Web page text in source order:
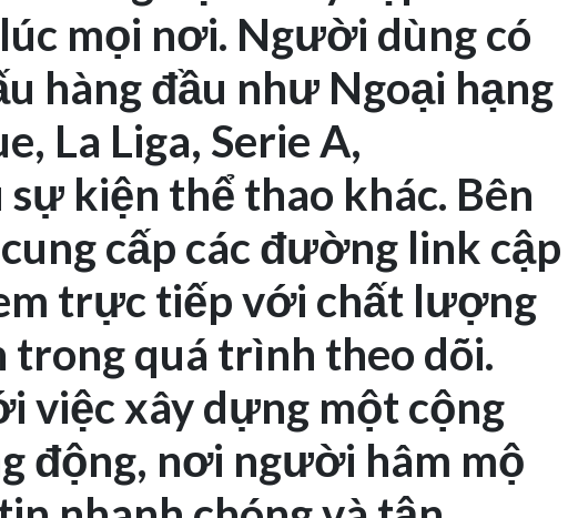
mọi nơi. Người dùng có
hàng đầu như Ngoại hạng
La Liga, Serie A,
kiện thể thao khác. Bên
cấp các đường link cập
trực tiếp với chất lượng
trong quá trình theo dõi.
việc xây dựng một cộng
động, nơi người hâm mộ